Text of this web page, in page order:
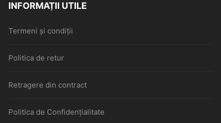
INFORMAȚII UTILE
Termeni și condiții
Politica de retur
Retragere din contract
Politica de Confidențialitate